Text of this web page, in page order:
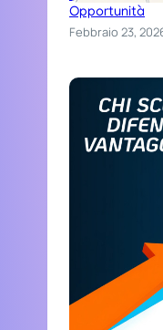
Opportunità
Febbraio 23,